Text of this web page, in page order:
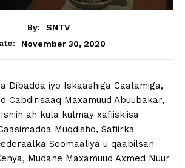
By:
SNTV
November 30, 2020
Dibadda iyo Iskaashiga Caalamiga,
Cabdirisaaq Maxamuud Abuubakar,
ah kula kulmay xafiiskiisa
Muqdisho, Safiirka
Soomaaliya u qaabilsan
Mudane Maxamuud Axmed Nuur